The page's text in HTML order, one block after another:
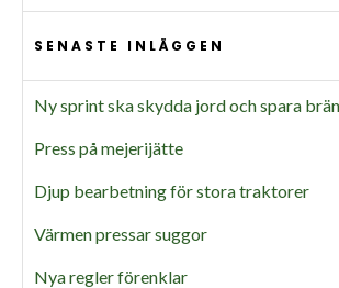
SENASTE INLÄGGEN
Ny sprint ska skydda jord och spara
Press på mejerijätte
Djup bearbetning för stora traktorer
Värmen pressar suggor
Nya regler förenklar